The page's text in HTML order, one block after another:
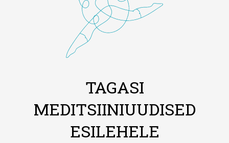
TAGASI
MEDITSIINIUUDISED
ESILEHELE